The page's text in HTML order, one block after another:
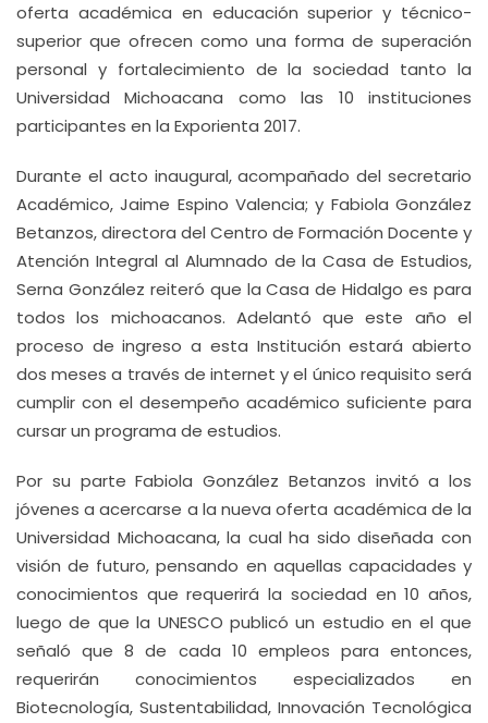
oferta académica en educación superior y técnico-
superior que ofrecen como una forma de superación
personal y fortalecimiento de la sociedad tanto la
Universidad Michoacana como las 10 instituciones
participantes en la Exporienta 2017.
Durante el acto inaugural, acompañado del secretario
Académico, Jaime Espino Valencia; y Fabiola González
Betanzos, directora del Centro de Formación Docente y
Atención Integral al Alumnado de la Casa de Estudios,
Serna González reiteró que la Casa de Hidalgo es para
todos los michoacanos. Adelantó que este año el
proceso de ingreso a esta Institución estará abierto
dos meses a través de internet y el único requisito será
cumplir con el desempeño académico suficiente para
cursar un programa de estudios.
Por su parte Fabiola González Betanzos invitó a los
jóvenes a acercarse a la nueva oferta académica de la
Universidad Michoacana, la cual ha sido diseñada con
visión de futuro, pensando en aquellas capacidades y
conocimientos que requerirá la sociedad en 10 años,
luego de que la UNESCO publicó un estudio en el que
señaló que 8 de cada 10 empleos para entonces,
requerirán conocimientos especializados en
Biotecnología, Sustentabilidad, Innovación Tecnológica